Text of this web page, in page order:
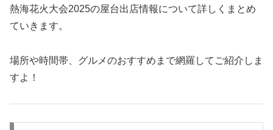
熱海花火大会2025の屋台出店情報について詳しくまとめ
ていきます。
場所や時間帯、グルメのおすすめまで網羅してご紹介しま
すよ！